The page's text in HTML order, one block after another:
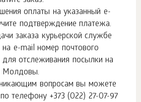
оплаты на указанный e-
подтверждение платежа.
заказа курьерской службе
e-mail номер почтового
для отслеживания посылки на
Молдовы.
вопросам вы можете
телефону +373 (022) 27-07-97